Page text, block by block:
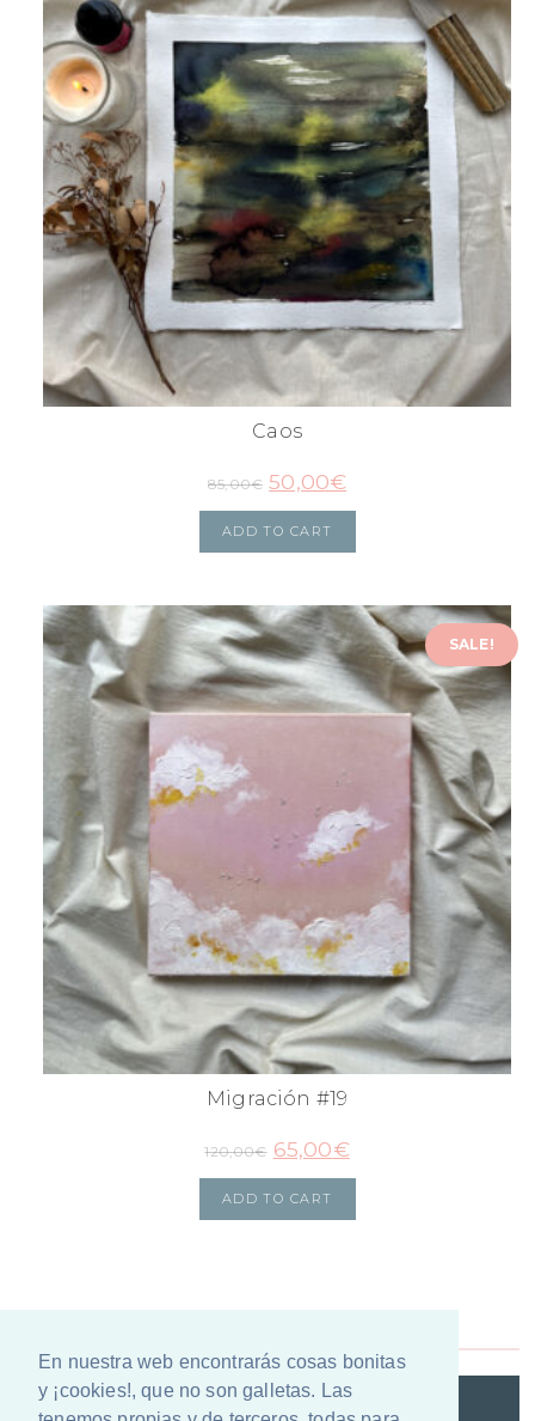
En nuestra web encontrarás cosas bonitas
y ¡cookies!, que no son galletas. Las
Caos
85,00€ 50,00€
ADD TO CART
SALE!
Migración #19
120,00€ 65,00€
ADD TO CART
@VIANAILUSTRACION